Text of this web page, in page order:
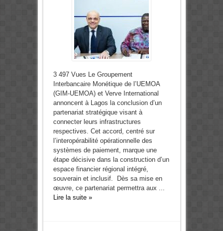
3 497 Vues Le Groupement
Interbancaire Monétique de l’UEMOA
(GIM-UEMOA) et Verve International
annoncent à Lagos la conclusion d’un
partenariat stratégique visant à
connecter leurs infrastructures
respectives. Cet accord, centré sur
l’interopérabilité opérationnelle des
systèmes de paiement, marque une
étape décisive dans la construction d’un
espace financier régional intégré,
souverain et inclusif. Dès sa mise en
œuvre, ce partenariat permettra aux ...
Lire la suite »